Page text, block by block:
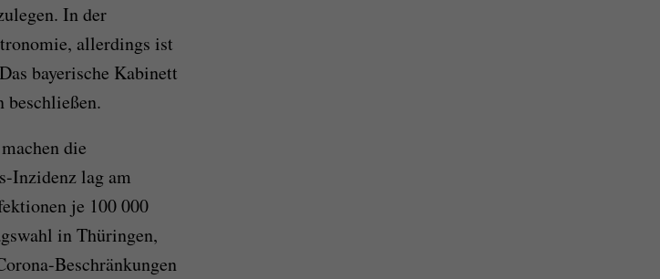
In der
allerdings ist
bayerische Kabinett
die
Inzidenz lag am
je 100 000
in Thüringen,
Beschränkungen